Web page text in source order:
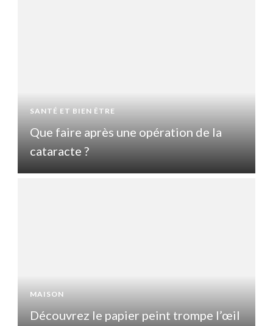
SANTÉ ET BIEN ÊTRE
Que faire après une opération de la
cataracte ?
MAISON
Découvrez le papier peint trompe l’œil